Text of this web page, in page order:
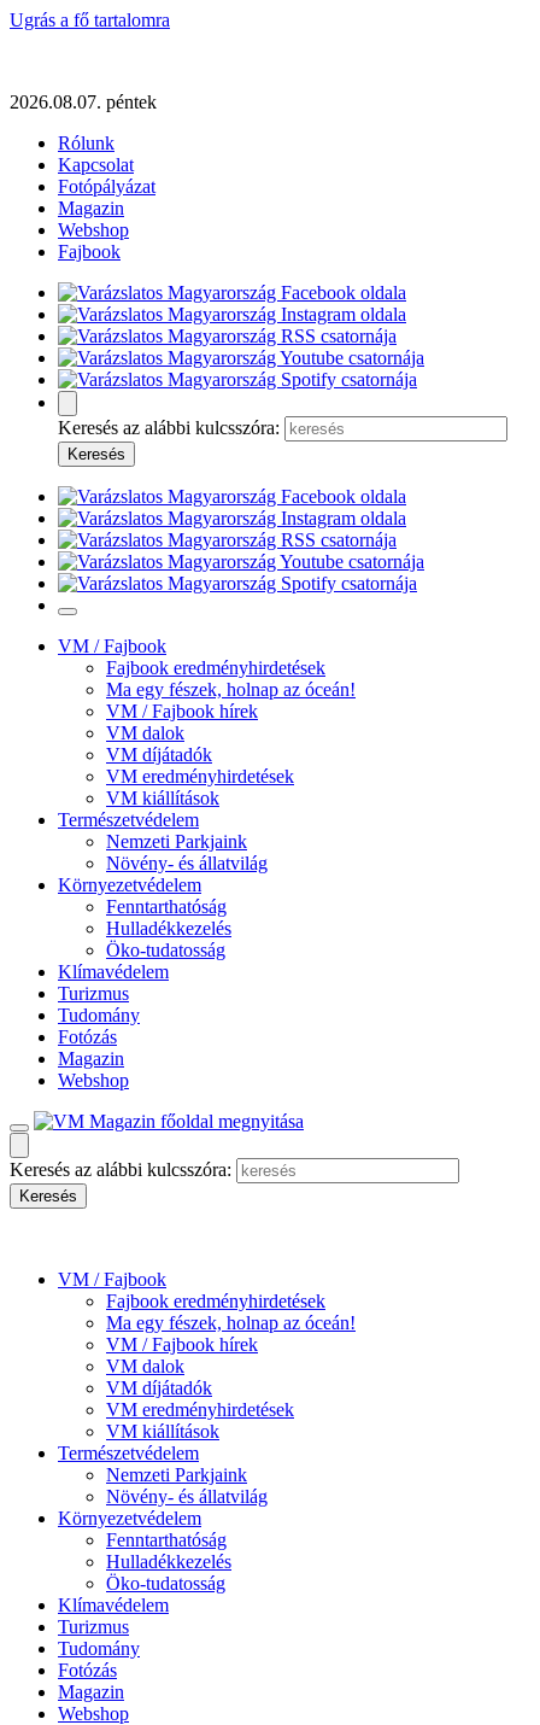
Ugrás a fő tartalomra
2026.08.07. péntek
Rólunk
Kapcsolat
Fotópályázat
Magazin
Webshop
Fajbook
Keresés az alábbi kulcsszóra:
VM / Fajbook
Fajbook eredményhirdetések
Ma egy fészek, holnap az óceán!
VM / Fajbook hírek
VM dalok
VM díjátadók
VM eredményhirdetések
VM kiállítások
Természetvédelem
Nemzeti Parkjaink
Növény- és állatvilág
Környezetvédelem
Fenntarthatóság
Hulladékkezelés
Öko-tudatosság
Klímavédelem
Turizmus
Tudomány
Fotózás
Magazin
Webshop
Keresés az alábbi kulcsszóra:
VM / Fajbook
Fajbook eredményhirdetések
Ma egy fészek, holnap az óceán!
VM / Fajbook hírek
VM dalok
VM díjátadók
VM eredményhirdetések
VM kiállítások
Természetvédelem
Nemzeti Parkjaink
Növény- és állatvilág
Környezetvédelem
Fenntarthatóság
Hulladékkezelés
Öko-tudatosság
Klímavédelem
Turizmus
Tudomány
Fotózás
Magazin
Webshop